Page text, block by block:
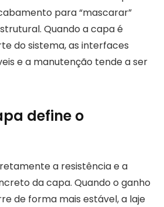
para “mascarar”
Quando a capa é
do sistema, as interfaces
e a manutenção tende a ser
define o
a resistência e a
da capa. Quando o ganho
de forma mais estável, a laje